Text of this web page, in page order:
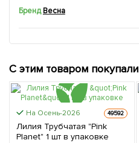
БрендВесна
С этим товаром покупали
На Осень-2026 49592
Лилия Трубчатая "Pink
Planet" 1 шт в упаковке